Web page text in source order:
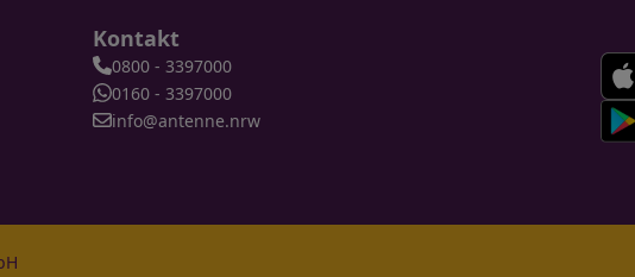
Kontakt
0800 - 3397000
0160 - 3397000
info@antenne.nrw